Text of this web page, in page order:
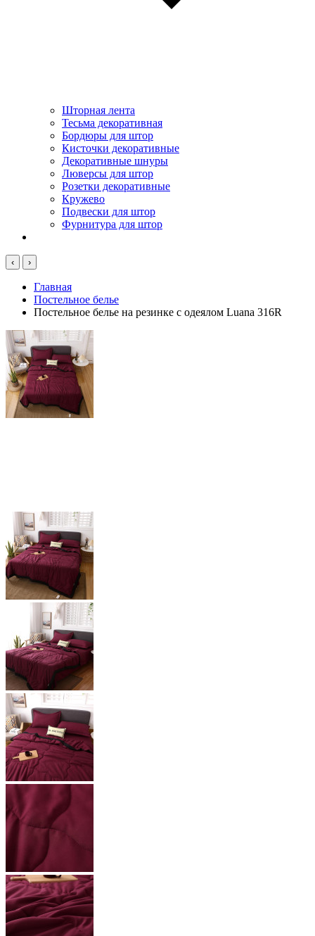
Шторная лента
Тесьма декоративная
Бордюры для штор
Кисточки декоративные
Декоративные шнуры
Люверсы для штор
Розетки декоративные
Кружево
Подвески для штор
Фурнитура для штор
‹ ›
Главная
Постельное белье
Постельное белье на резинке с одеялом Luana 316R